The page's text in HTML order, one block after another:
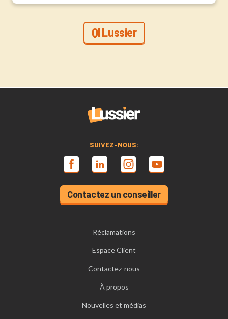
QI Lussier
SUIVEZ-NOUS:
Contactez un conseiller
Réclamations
Espace Client
Contactez-nous
À propos
Nouvelles et médias